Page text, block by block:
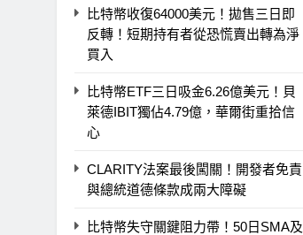
比特幣收復64000美元！拋售三日即
反轉！短期持有者從恐慌賣出轉為淨
買入
比特幣ETF三日吸金6.26億美元！貝
萊德IBIT獨佔4.79億，華爾街重拾信
心
CLARITY法案最後闖關！開發者免責
與總統道德條款成兩大障礙
比特幣失守關鍵阻力帶！50日SMA及